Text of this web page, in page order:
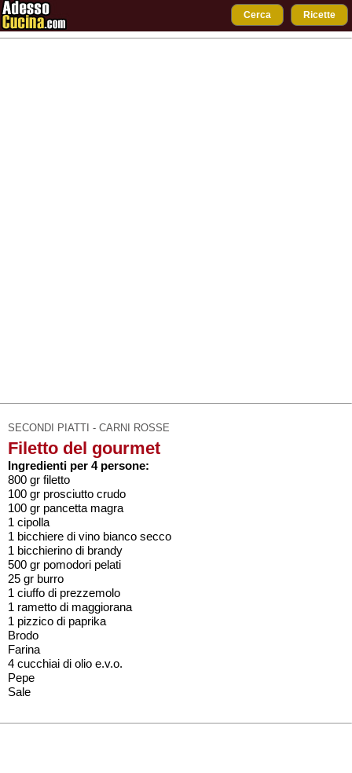
Cerca Ricette
SECONDI PIATTI - CARNI ROSSE
Filetto del gourmet
Ingredienti per 4 persone:
800 gr filetto
100 gr prosciutto crudo
100 gr pancetta magra
1 cipolla
1 bicchiere di vino bianco secco
1 bicchierino di brandy
500 gr pomodori pelati
25 gr burro
1 ciuffo di prezzemolo
1 rametto di maggiorana
1 pizzico di paprika
Brodo
Farina
4 cucchiai di olio e.v.o.
Pepe
Sale